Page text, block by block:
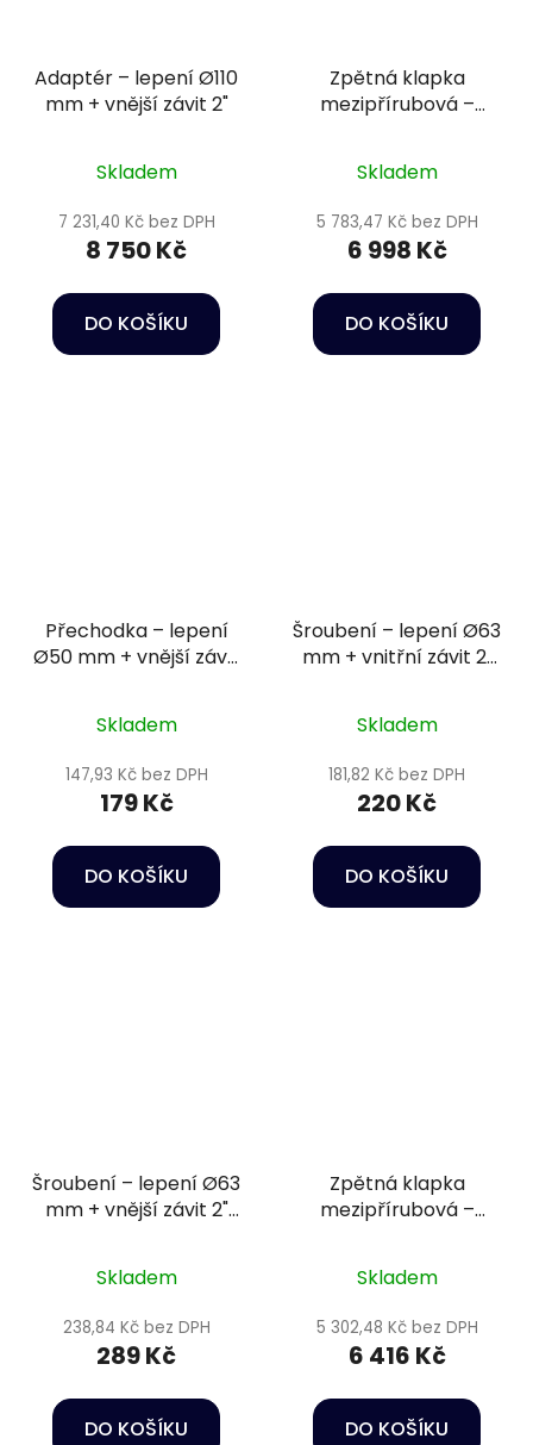
Adaptér – lepení Ø110
mm + vnější závit 2"
Skladem
7 231,40 Kč bez DPH
8 750 Kč
DO KOŠÍKU
Zpětná klapka
mezipřírubová –
těsnění EPDM
Skladem
5 783,47 Kč bez DPH
6 998 Kč
DO KOŠÍKU
Přechodka – lepení
Ø50 mm + vnější závit
Skladem
147,93 Kč bez DPH
179 Kč
DO KOŠÍKU
Šroubení – lepení Ø63
mm + vnitřní závit 2"
Skladem
181,82 Kč bez DPH
220 Kč
DO KOŠÍKU
Šroubení – lepení Ø63
mm + vnější závit 2"
Skladem
238,84 Kč bez DPH
289 Kč
DO KOŠÍKU
Zpětná klapka
mezipřírubová –
těsnění EPDM
Skladem
5 302,48 Kč bez DPH
6 416 Kč
DO KOŠÍKU